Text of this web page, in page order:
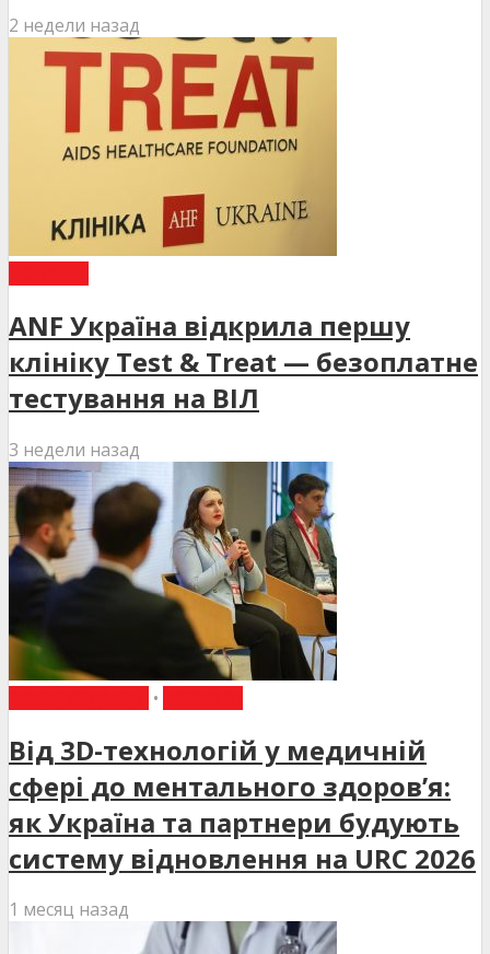
2 недели назад
ANF Україна відкрила першу
клініку Test & Treat — безоплатне
тестування на ВІЛ
3 недели назад
•
Від 3D-технологій у медичній
сфері до ментального здоров’я:
як Україна та партнери будують
систему відновлення на URC 2026
1 месяц назад